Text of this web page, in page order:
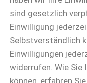
sind gesetzlich
Einwilligung
Selbstverständlich
Einwilligungen
widerrufen. Wie Sie